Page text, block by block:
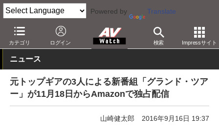
Powered by Translate
カテゴリ ログイン 検索 Impressサイト
AV Watch コンテンツ・サービス 映像配信 Amazonビデオ
ニュース
元トップギアの3人による新番組「グランド・ツア
ー」が11月18日からAmazonで独占配信
山崎健太郎 2016年9月16日 19:37